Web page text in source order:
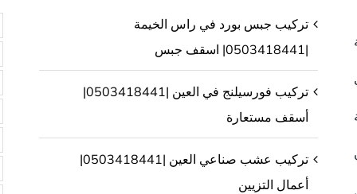
تركيب جبس بورد في راس الخيمة
|0503418441| اسقف جبس
تركيب فورسيلنج في العين |0503418441|
أسقف مستعارة
تركيب عشب صناعي العين |0503418441|
أعمال التزيين